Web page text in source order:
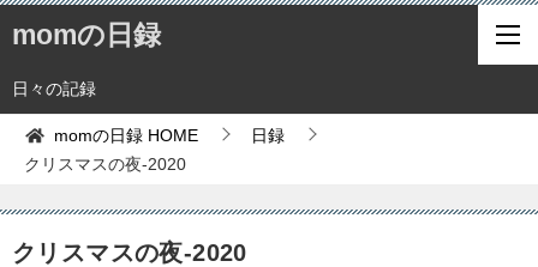
momの日録
日々の記録
momの日録 HOME
日録
クリスマスの夜-2020
クリスマスの夜-2020